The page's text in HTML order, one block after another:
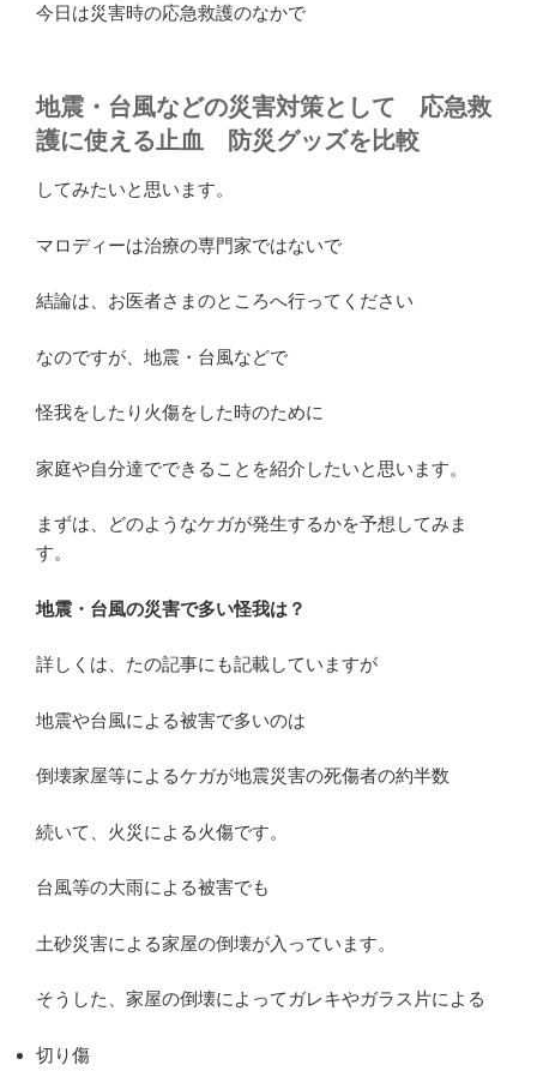
今日は災害時の応急救護のなかで
地震・台風などの災害対策として 応急救
護に使える止血 防災グッズを比較
してみたいと思います。
マロディーは治療の専門家ではないで
結論は、お医者さまのところへ行ってください
なのですが、地震・台風などで
怪我をしたり火傷をした時のために
家庭や自分達でできることを紹介したいと思います。
まずは、どのようなケガが発生するかを予想してみま
す。
地震・台風の災害で多い怪我は？
詳しくは、たの記事にも記載していますが
地震や台風による被害で多いのは
倒壊家屋等によるケガが地震災害の死傷者の約半数
続いて、火災による火傷です。
台風等の大雨による被害でも
土砂災害による家屋の倒壊が入っています。
そうした、家屋の倒壊によってガレキやガラス片による
切り傷